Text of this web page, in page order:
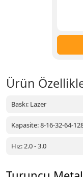
Ürün
Baskı: Lazer
Kapasite: 8-16-32-64-
Hız: 2.0 - 3.0